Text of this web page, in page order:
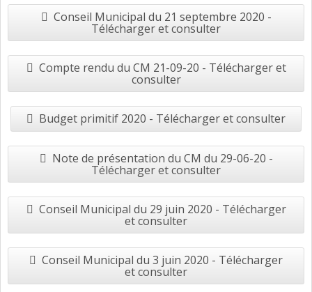
Conseil Municipal du 21 septembre 2020 -
Télécharger et consulter
Compte rendu du CM 21-09-20 - Télécharger et
consulter
Budget primitif 2020 - Télécharger et consulter
Note de présentation du CM du 29-06-20 -
Télécharger et consulter
Conseil Municipal du 29 juin 2020 - Télécharger
et consulter
Conseil Municipal du 3 juin 2020 - Télécharger
et consulter